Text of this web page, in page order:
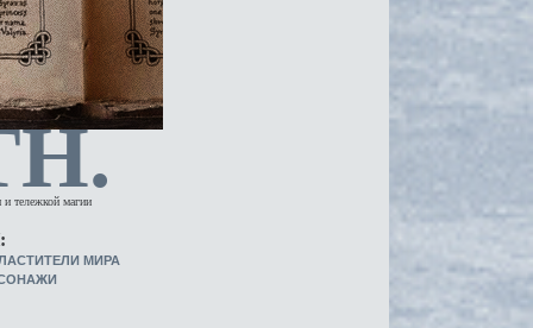
тележкой магии
МИРА